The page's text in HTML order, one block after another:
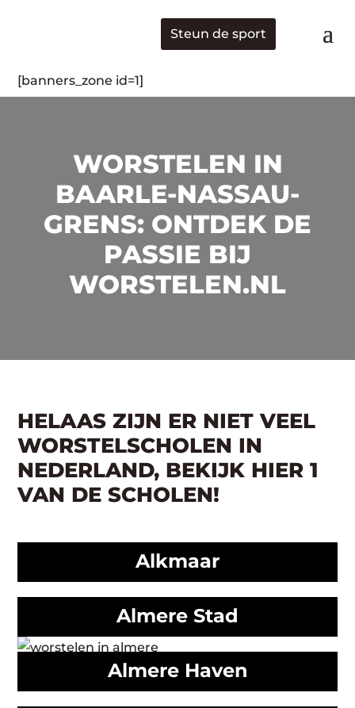
Steun de sport
[banners_zone id=1]
WORSTELEN IN
BAARLE-NASSAU-
GRENS: ONTDEK DE
PASSIE BIJ
WORSTELEN.NL
HELAAS ZIJN ER NIET VEEL
WORSTELSCHOLEN IN
NEDERLAND, BEKIJK HIER 1
VAN DE SCHOLEN!
Alkmaar
Almere Stad
Almere Haven